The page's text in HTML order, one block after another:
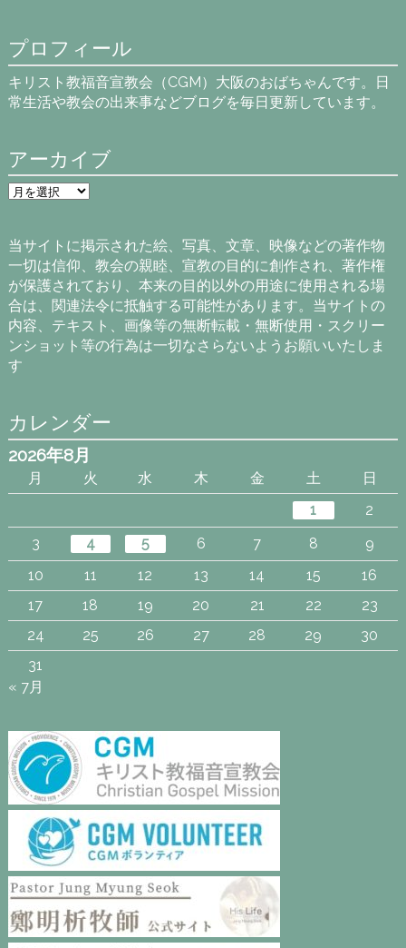
プロフィール
キリスト教福音宣教会（CGM）大阪のおばちゃんです。日
常生活や教会の出来事などブログを毎日更新しています。
アーカイブ
ア
ー
ブ
当サイトに掲示された絵、写真、文章、映像などの著作物
一切は信仰、教会の親睦、宣教の目的に創作され、著作権
が保護されており、本来の目的以外の用途に使用される場
合は、関連法令に抵触する可能性があります。当サイトの
内容、テキスト、画像等の無断転載・無断使用・スクリー
ンショット等の行為は一切なさらないようお願いいたしま
す
カレンダー
2026年8月
月 火 水 木 金 土
日
1
2
3
4 5 6 7 8
9
10
11 12 13 14 15
16
17
18 19 20 21 22
23
24
25 26 27 28 29
30
31
« 7月